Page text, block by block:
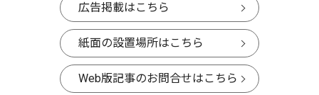
広告掲載はこちら
紙面の設置場所はこちら
Web版記事のお問合せはこちら